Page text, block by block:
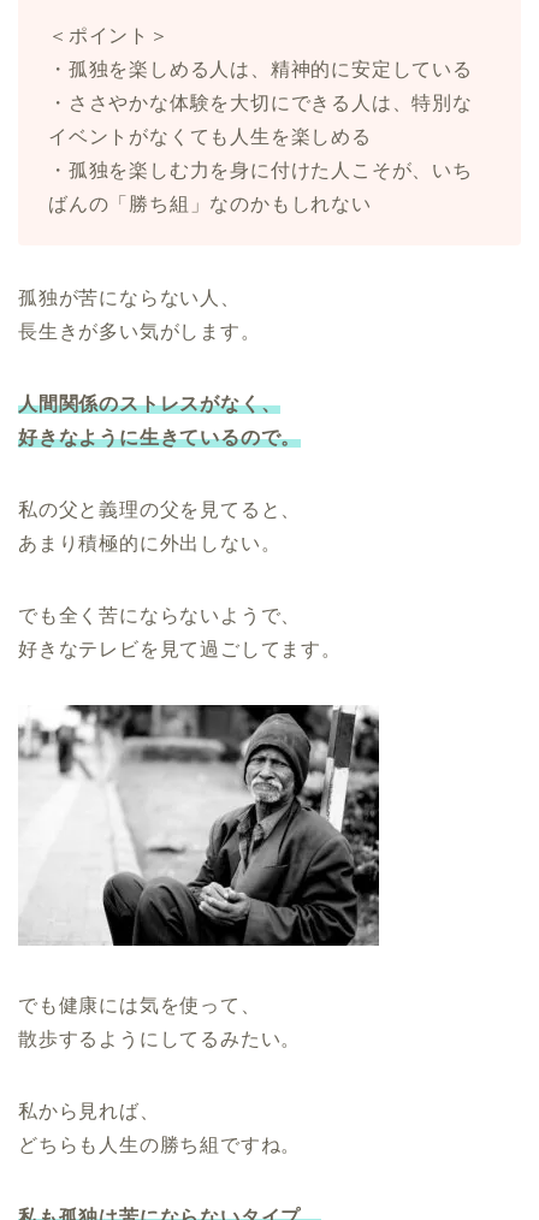
＜ポイント＞
・孤独を楽しめる人は、精神的に安定している
・ささやかな体験を大切にできる人は、特別な
イベントがなくても人生を楽しめる
・孤独を楽しむ力を身に付けた人こそが、いち
ばんの「勝ち組」なのかもしれない
孤独が苦にならない人、
長生きが多い気がします。
人間関係のストレスがなく、
好きなように生きているので。
私の父と義理の父を見てると、
あまり積極的に外出しない。
でも全く苦にならないようで、
好きなテレビを見て過ごしてます。
でも健康には気を使って、
散歩するようにしてるみたい。
私から見れば、
どちらも人生の勝ち組ですね。